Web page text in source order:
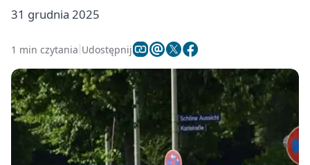
31 grudnia 2025
1 min czytania Udostępnij